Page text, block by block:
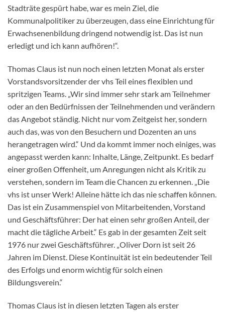
Stadträte gespürt habe, war es mein Ziel, die
Kommunalpolitiker zu überzeugen, dass eine Einrichtung für
Erwachsenenbildung dringend notwendig ist. Das ist nun
erledigt und ich kann aufhören!“.
Thomas Claus ist nun noch einen letzten Monat als erster
Vorstandsvorsitzender der vhs Teil eines flexiblen und
spritzigen Teams. „Wir sind immer sehr stark am Teilnehmer
oder an den Bedürfnissen der Teilnehmenden und verändern
das Angebot ständig. Nicht nur vom Zeitgeist her, sondern
auch das, was von den Besuchern und Dozenten an uns
herangetragen wird.“ Und da kommt immer noch einiges, was
angepasst werden kann: Inhalte, Länge, Zeitpunkt. Es bedarf
einer großen Offenheit, um Anregungen nicht als Kritik zu
verstehen, sondern im Team die Chancen zu erkennen. „Die
vhs ist unser Werk! Alleine hätte ich das nie schaffen können.
Das ist ein Zusammenspiel von Mitarbeitenden, Vorstand
und Geschäftsführer: Der hat einen sehr großen Anteil, der
macht die tägliche Arbeit.“ Es gab in der gesamten Zeit seit
1976 nur zwei Geschäftsführer. „Oliver Dorn ist seit 26
Jahren im Dienst. Diese Kontinuität ist ein bedeutender Teil
des Erfolgs und enorm wichtig für solch einen
Bildungsverein.“
Thomas Claus ist in diesen letzten Tagen als erster